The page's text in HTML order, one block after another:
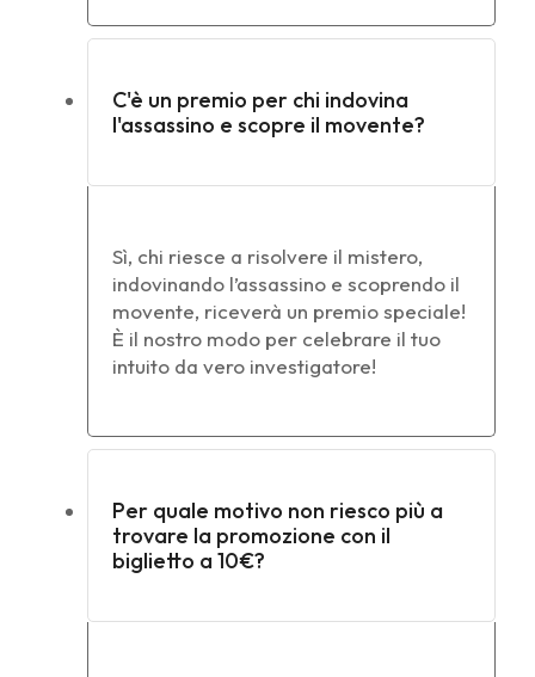
C'è un premio per chi indovina
l'assassino e scopre il movente?
Sì, chi riesce a risolvere il mistero,
indovinando l’assassino e scoprendo il
movente, riceverà un premio speciale!
È il nostro modo per celebrare il tuo
intuito da vero investigatore!
Per quale motivo non riesco più a
trovare la promozione con il
biglietto a 10€?